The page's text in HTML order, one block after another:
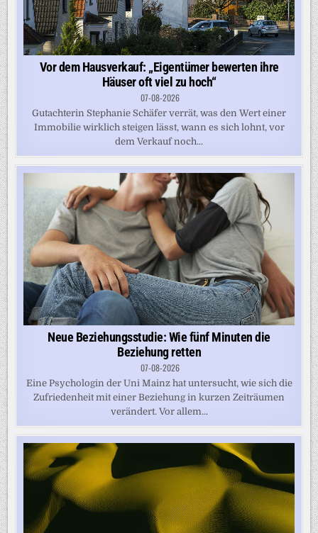
Vor dem Hausverkauf: „Eigentümer bewerten ihre
Häuser oft viel zu hoch“
07-08-2026
Gutachterin Stephanie Schäfer verrät, was den Wert einer
Immobilie wirklich steigen lässt, wann es sich lohnt, vor
dem Verkauf noch...
Neue Beziehungsstudie: Wie fünf Minuten die
Beziehung retten
07-08-2026
Eine Psychologin der Uni Mainz hat untersucht, wie sich die
Zufriedenheit mit einer Beziehung in kurzen Zeiträumen
verändert. Vor allem...